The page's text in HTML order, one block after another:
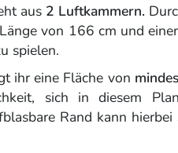
aus2 Luftkammern.
von 166 cm und
spielen.
ihr eine Fläche von
sich in diesem
Rand kann